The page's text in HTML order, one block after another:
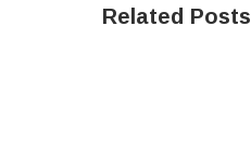
Related Posts